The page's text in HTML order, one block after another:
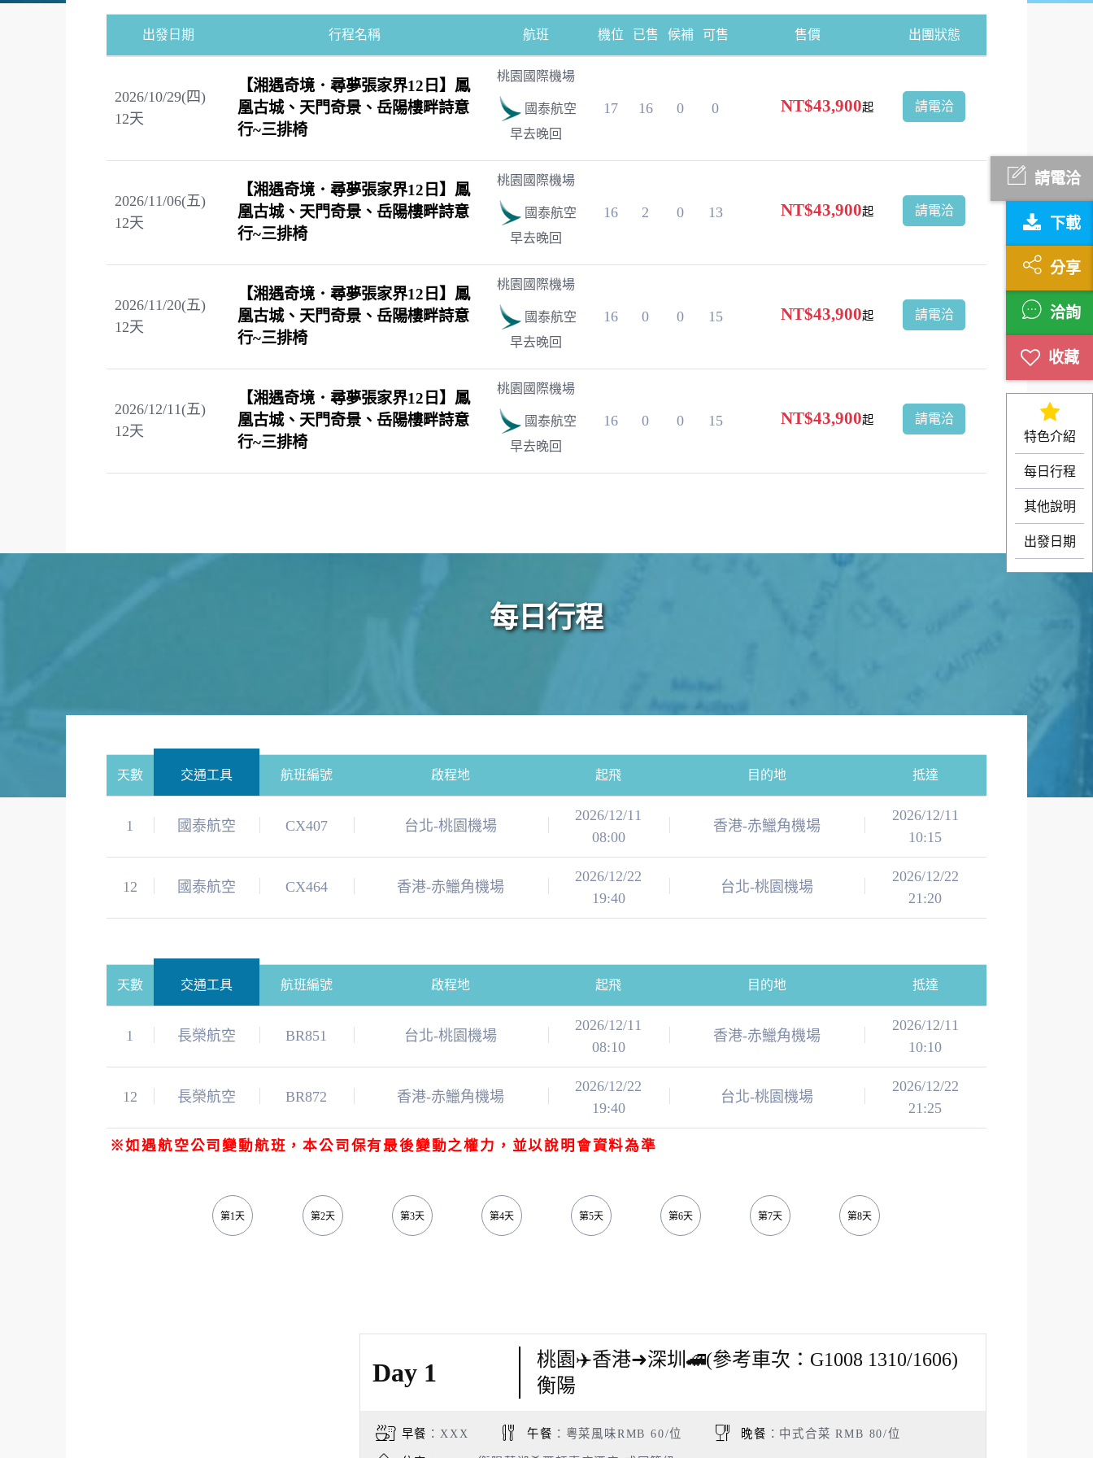
請電洽
下載
分享
洽詢
特色介紹
每日行程
其他說明
出發日期
每日行程
天數 交通工具 航班編號 啟程地 起飛 目的地 抵達
1 國泰航空 CX407 台北-桃園機場
2026/12/11
08:00
香港-赤鱲角機場
2026/12/11
10:15
12 國泰航空 CX464 香港-赤鱲角機場
2026/12/22
19:40
台北-桃園機場
2026/12/22
21:20
天數 交通工具 航班編號 啟程地 起飛 目的地 抵達
1 長榮航空 BR851 台北-桃園機場
2026/12/11
08:10
香港-赤鱲角機場
2026/12/11
10:10
12 長榮航空 BR872 香港-赤鱲角機場
2026/12/22
19:40
台北-桃園機場
2026/12/22
21:25
※如遇航空公司變動航班，本公司保有最後變動之權力，並以說明會資料為準
第1天 第2天 第3天 第4天 第5天 第6天 第7天 第8天
Day 1
桃園✈️香港➜深圳🚄(參考車次：G1008 1310/1606)
出發日期 行程名稱 航班 機位 已售 候補 可售 售價 出團狀態
2026/10/29(四)
12天
【湘遇奇境．尋夢張家界12日】鳳
凰古城、天門奇景、岳陽樓畔詩意
行~三排椅
桃園國際機場
國泰航空
早去晚回
17 16 0 0 NT$43,900起 請電洽
2026/11/06(五)
12天
【湘遇奇境．尋夢張家界12日】鳳
凰古城、天門奇景、岳陽樓畔詩意
行~三排椅
桃園國際機場
國泰航空
早去晚回
16 2 0 13 NT$43,900起 請電洽
2026/11/20(五)
12天
【湘遇奇境．尋夢張家界12日】鳳
凰古城、天門奇景、岳陽樓畔詩意
行~三排椅
桃園國際機場
國泰航空
早去晚回
16 0 0 15 NT$43,900起 請電洽
2026/12/11(五)
12天
【湘遇奇境．尋夢張家界12日】鳳
凰古城、天門奇景、岳陽樓畔詩意
行~三排椅
桃園國際機場
國泰航空
早去晚回
16 0 0 15 NT$43,900起 請電洽